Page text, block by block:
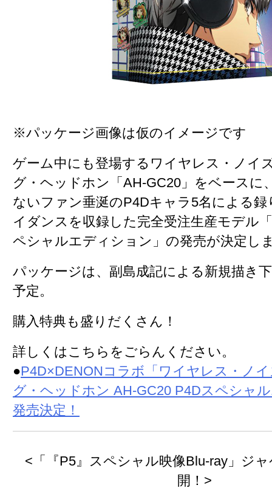
※パッケージ画像は仮のイメージです
ゲーム中にも登場するワイヤレス・ノイ
グ・ヘッドホン「AH-GC20」をベースに
ないファン垂涎のP4Dキャラ5名による
イダンスを収録した完全受注生産モデル「
ペシャルエディション 」の発売が決定し
パッケージは、 副島成記による新規描き
予定。
購入特典も盛りだくさん！
詳しくはこちらをごらんください。
●P4D×DENONコラボ「ワイヤレス・ノ
グ・ヘッドホン AH-GC20 P4Dスペシャ
発売決定！
<「『P5』スペシャル映像Blu-ray」ジ
開！>